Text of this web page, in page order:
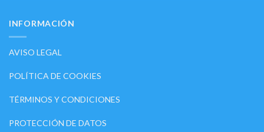
INFORMACIÓN
AVISO LEGAL
POLÍTICA DE COOKIES
TÉRMINOS Y CONDICIONES
PROTECCIÓN DE DATOS